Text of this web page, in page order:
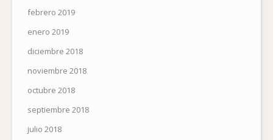
febrero 2019
enero 2019
diciembre 2018
noviembre 2018
octubre 2018
septiembre 2018
julio 2018